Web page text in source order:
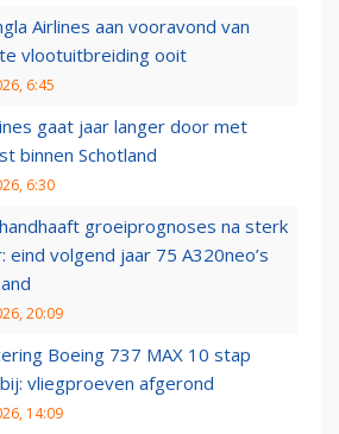
Airlines aan vooravond van
vlootuitbreiding ooit
6:45
gaat jaar langer door met
binnen Schotland
6:30
groeiprognoses na sterk
eind volgend jaar 75 A320neo’s
20:09
Boeing 737 MAX 10 stap
vliegproeven afgerond
14:09